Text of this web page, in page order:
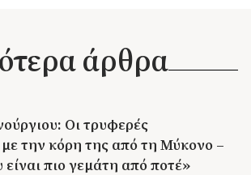
άρθρα
Οι τρυφερές
την κόρη της από τη Μύκονο –
πιο γεμάτη από ποτέ»